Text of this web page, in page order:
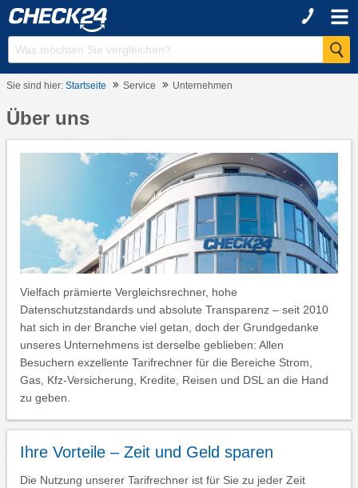
Sie sind hier: Startseite Service Unternehmen
Über uns
Vielfach prämierte Vergleichsrechner, hohe
Datenschutzstandards und absolute Transparenz – seit 2010
hat sich in der Branche viel getan, doch der Grundgedanke
unseres Unternehmens ist derselbe geblieben: Allen
Besuchern exzellente Tarifrechner für die Bereiche Strom,
Gas, Kfz-Versicherung, Kredite, Reisen und DSL an die Hand
zu geben.
Ihre Vorteile – Zeit und Geld sparen
Die Nutzung unserer Tarifrechner ist für Sie zu jeder Zeit